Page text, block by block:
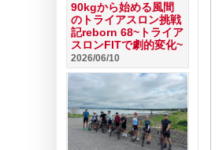
90kgから始める風間
のトライアスロン挑戦
記reborn 68~トライア
スロンFITで劇的変化~
2026/06/10